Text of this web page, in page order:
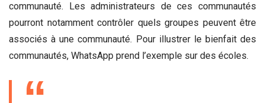
communauté. Les administrateurs de ces communautés
pourront notamment contrôler quels groupes peuvent être
associés à une communauté. Pour illustrer le bienfait des
communautés, WhatsApp prend l’exemple sur des écoles.